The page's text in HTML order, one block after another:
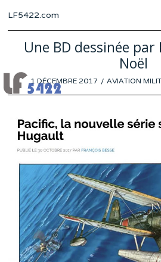
LF5422.com
Une BD dessinée
Noël
POSTED
ON
1 DÉCEMBRE 2017 AVIATION